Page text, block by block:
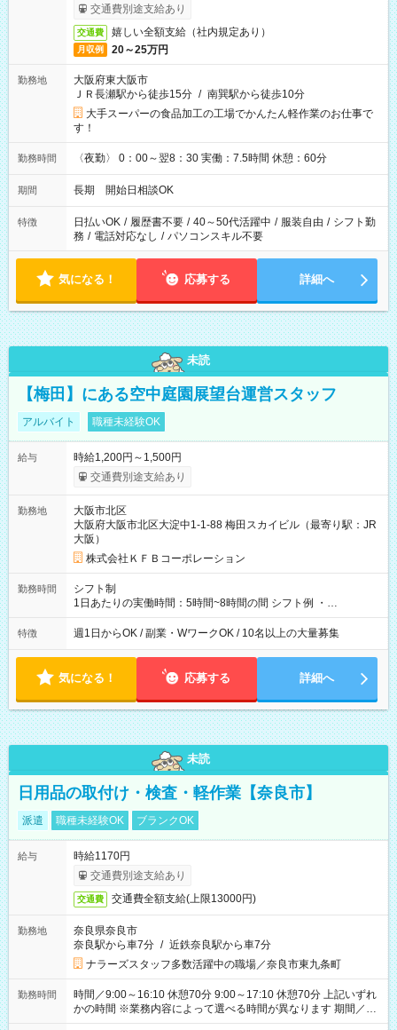
交通費別途支給あり
交通費 嬉しい全額支給（社内規定あり）
月収例 20～25万円
勤務地
大阪府東大阪市
ＪＲ長瀬駅から徒歩15分 / 南巽駅から徒歩10分
大手スーパーの食品加工の工場でかんたん軽作業のお仕事で
す！
勤務時間 〈夜勤〉 0：00～翌8：30 実働：7.5時間 休憩：60分
期間 長期 開始日相談OK
特徴 日払いOK / 履歴書不要 / 40～50代活躍中 / 服装自由 / シフト勤
務 / 電話対応なし / パソコンスキル不要
気になる！ 応募する 詳細へ
未読
【梅田】にある空中庭園展望台運営スタッフ
アルバイト 職種未経験OK
給与
時給1,200円～1,500円
交通費別途支給あり
勤務地
大阪市北区
大阪府大阪市北区大淀中1-1-88 梅田スカイビル（最寄り駅：JR
大阪）
株式会社ＫＦＢコーポレーション
勤務時間
シフト制
1日あたりの実働時間：5時間~8時間の間 シフト例 ・
9:30~18:00 実働7.5時間 ・9:30~14:30 実働5時間 ・
16:00~21:30 実働5.5時間
特徴 週1日からOK / 副業・WワークOK / 10名以上の大量募集
気になる！ 応募する 詳細へ
未読
日用品の取付け・検査・軽作業【奈良市】
派遣 職種未経験OK ブランクOK
給与
時給1170円
交通費別途支給あり
交通費 交通費全額支給(上限13000円)
勤務地
奈良県奈良市
奈良駅から車7分 / 近鉄奈良駅から車7分
ナラーズスタッフ多数活躍中の職場／奈良市東九条町
勤務時間
時間／9:00～16:10 休憩70分 9:00～17:10 休憩70分 上記いずれ
かの時間 ※業務内容によって選べる時間が異なります 期間／即
日～長期安定 スタート日は相談可能！ 勤務日／月～金の週4日